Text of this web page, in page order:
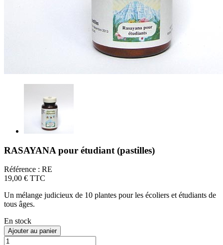
RASAYANA pour étudiant (pastilles)
Référence : RE
19,00 € TTC
Un mélange judicieux de 10 plantes pour les écoliers et étudiants de
tous âges.
En stock
Ajouter au panier